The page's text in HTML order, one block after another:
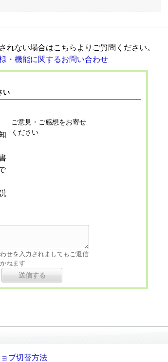
れない場合はこちらよりご質問ください。
い
ご意見・ご感想をお寄せ
ください
せを入力されましてもご返信
ねます
ブ切替方法